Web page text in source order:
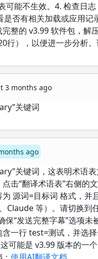
可能不生效。4. 检查日
是否有相关加载或应用
整的 v3.99 软件包，
行），以便进一步分析。
3 months ago
关键词
ago
关键词，这表明术语
击“翻译术语表”右侧
源词=目标词 格式，
Claude 等）。请切换到
保“发送完整字幕”选项
一行 test=测试，并选
可能是 v3.99 版本的一